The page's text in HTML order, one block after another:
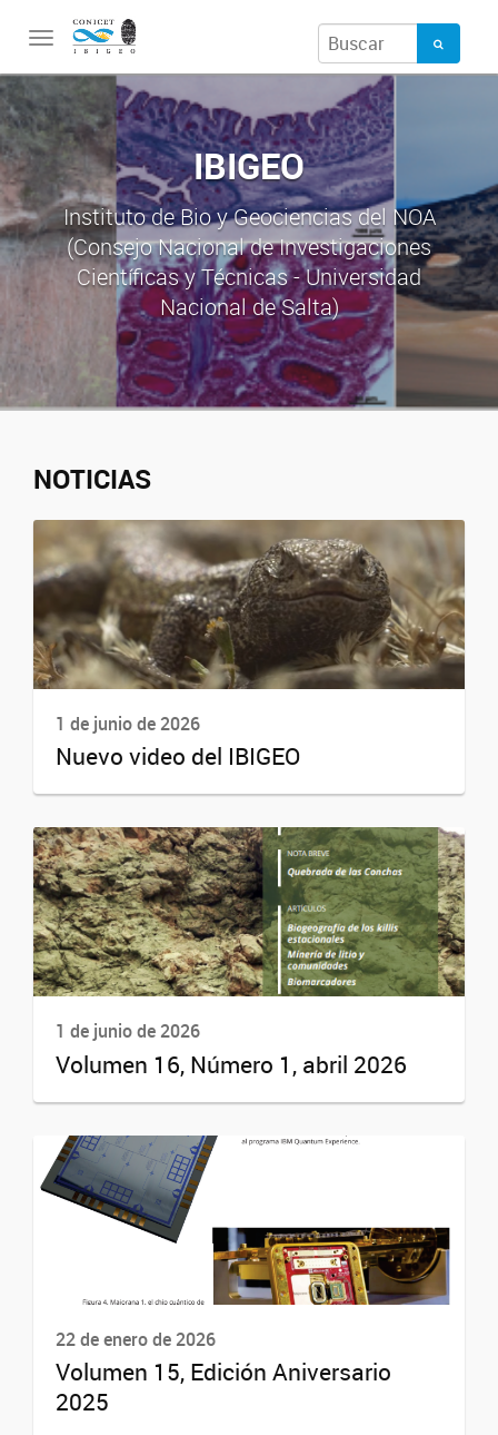
Toggle
IBIGEO
Instituto de Bio y Geociencias del NOA
(Consejo Nacional de Investigaciones
Científicas y Técnicas - Universidad
Nacional de Salta)
NOTICIAS
1 de junio de 2026
Nuevo video del IBIGEO
1 de junio de 2026
Volumen 16, Número 1, abril 2026
22 de enero de 2026
Volumen 15, Edición Aniversario
2025